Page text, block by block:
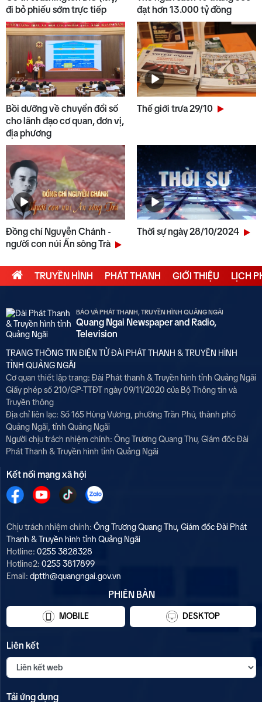
đi bỏ phiếu sớm trực tiếp
đạt hơn 13.000 tỷ đồng
Bồi dưỡng về chuyển đổi số
cho lãnh đạo cơ quan, đơn vị,
địa phương
Thế giới trưa 29/10
Đồng chí Nguyễn Chánh -
người con núi Ấn sông Trà
Thời sự ngày 28/10/2024
TRUYỀN HÌNH PHÁT THANH GIỚI THIỆU LỊCH
BÁO VÀ PHÁT THANH, TRUYỀN HÌNH QUẢNG NGÃI
Quang Ngai Newspaper and Radio,
Television
TRANG THÔNG TIN ĐIỆN TỬ ĐÀI PHÁT THANH & TRUYỀN HÌNH
TỈNH QUẢNG NGÃI
Cơ quan thiết lập trang: Đài Phát thanh & Truyền hình tỉnh Quảng Ngãi
Giấy phép số 210/GP-TTĐT ngày 09/11/2020 của Bộ Thông tin và
Truyền thông
Địa chỉ liên lạc: Số 165 Hùng Vương, phường Trần Phú, thành phố
Quảng Ngãi, tỉnh Quảng Ngãi
Người chịu trách nhiệm chính: Ông Trương Quang Thu, Giám đốc Đài
Phát Thanh & Truyền hình tỉnh Quảng Ngãi
Kết nối mạng xã hội
Chịu trách nhiệm chính: Ông Trương Quang Thu, Giám đốc Đài Phát
Thanh & Truyền hình tỉnh Quảng Ngãi
Hotline: 0255 3828328
Hotline2: 0255 3817899
Email: dptth@quangngai.gov.vn
PHIÊN BẢN
MOBILE DESKTOP
Liên kết
Tải ứng dụng